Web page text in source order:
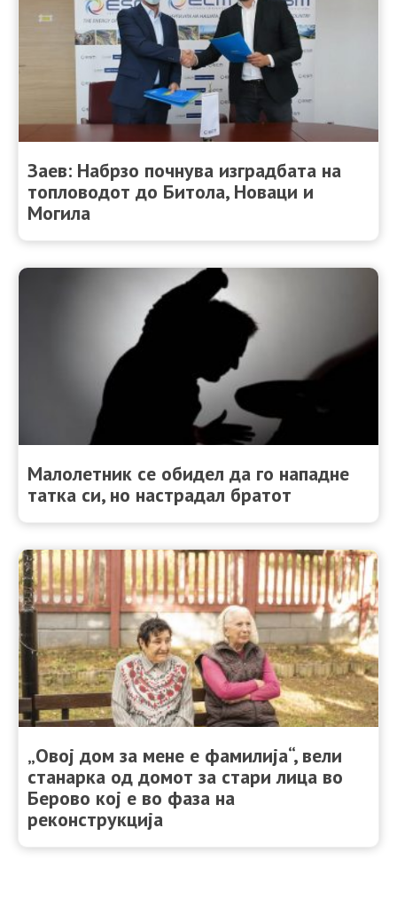
Заев: Набрзо почнува изградбата на
топловодот до Битола, Новаци и
Могила
Maлолетник се обидел да го нападне
татка си, но настрадал братот
„Овој дом за мене е фамилија“, вели
станарка од домот за стари лица во
Берово кој е во фаза на
реконструкција